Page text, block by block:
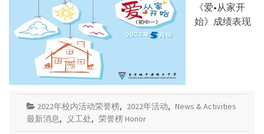
《爱•从家开
始》成绩表现
2022年校内活动荣誉榜, 2022年活动, News & Activities
最新消息, 义工处, 荣誉榜 Honor